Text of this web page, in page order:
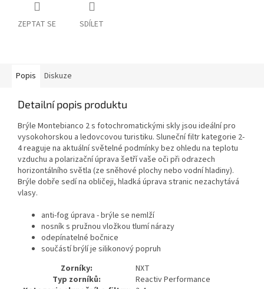
ZEPTAT SE SDÍLET
Popis Diskuze
Detailní popis produktu
Brýle Montebianco 2 s fotochromatickými skly jsou ideální pro
vysokohorskou a ledovcovou turistiku. Sluneční filtr kategorie 2-
4 reaguje na aktuální světelné podmínky bez ohledu na teplotu
vzduchu a polarizační úprava šetří vaše oči při odrazech
horizontálního světla (ze sněhové plochy nebo vodní hladiny).
Brýle dobře sedí na obličeji, hladká úprava stranic nezachytává
vlasy.
anti-fog úprava - brýle se nemlží
nosník s pružnou vložkou tlumí nárazy
odepínatelné bočnice
součástí brýlí je silikonový popruh
Zorníky:
NXT
Typ zorníků:
Reactiv Performance